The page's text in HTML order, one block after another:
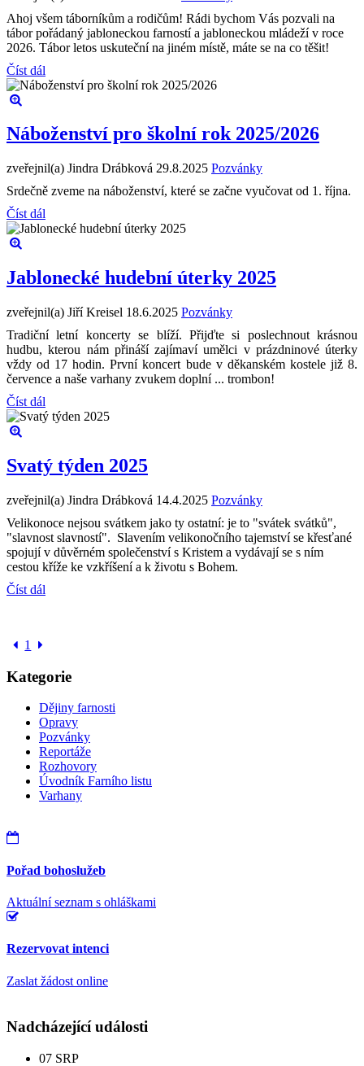
Ahoj všem táborníkům a rodičům! Rádi bychom Vás pozvali na
tábor pořádaný jabloneckou farností a jabloneckou mládeží v roce
2026. Tábor letos uskuteční na jiném místě, máte se na co těšit!
Číst dál
Náboženství pro školní rok 2025/2026
zveřejnil(a) Jindra Drábková 29.8.2025 Pozvánky
Srdečně zveme na náboženství, které se začne vyučovat od 1. října.
Číst dál
Jablonecké hudební úterky 2025
zveřejnil(a) Jiří Kreisel 18.6.2025 Pozvánky
Tradiční letní koncerty se blíží. Přijďte si poslechnout krásnou
hudbu, kterou nám přináší zajímaví umělci v prázdninové úterky
vždy od 17 hodin. První koncert bude v děkanském kostele již 8.
července a naše varhany zvukem doplní ... trombon!
Číst dál
Svatý týden 2025
zveřejnil(a) Jindra Drábková 14.4.2025 Pozvánky
Velikonoce nejsou svátkem jako ty ostatní: je to "svátek svátků",
"slavnost slavností". Slavením velikonočního tajemství se křesťané
spojují v důvěrném společenství s Kristem a vydávají se s ním
cestou kříže ke vzkříšení a k životu s Bohem.
Číst dál
1
Kategorie
Dějiny farnosti
Opravy
Pozvánky
Reportáže
Rozhovory
Úvodník Farního listu
Varhany
Pořad bohoslužeb
Aktuální seznam s ohláškami
Rezervovat intenci
Zaslat žádost online
Nadcházející události
07 SRP